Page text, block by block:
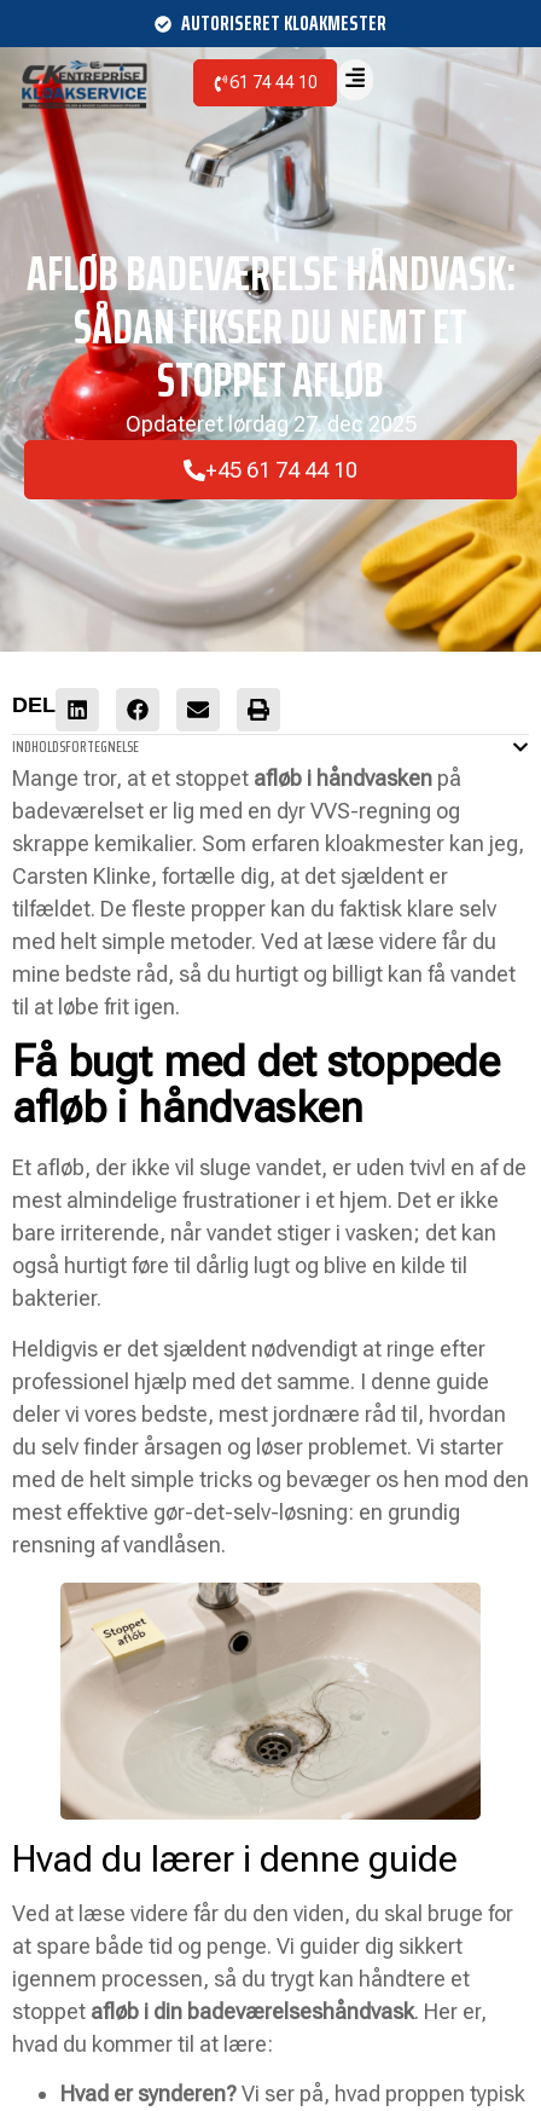
AUTORISERET KLOAKMESTER
61 74 44 10
AFLØB BADEVÆRELSE HÅNDVASK:
SÅDAN FIKSER DU NEMT ET
STOPPET AFLØB
Opdateret lørdag 27. dec 2025
+45 61 74 44 10
DEL
INDHOLDSFORTEGNELSE
Mange tror, at et stoppet afløb i håndvasken på
badeværelset er lig med en dyr VVS-regning og
skrappe kemikalier. Som erfaren kloakmester kan jeg,
Carsten Klinke, fortælle dig, at det sjældent er
tilfældet. De fleste propper kan du faktisk klare selv
med helt simple metoder. Ved at læse videre får du
mine bedste råd, så du hurtigt og billigt kan få vandet
til at løbe frit igen.
Få bugt med det stoppede
afløb i håndvasken
Et afløb, der ikke vil sluge vandet, er uden tvivl en af de
mest almindelige frustrationer i et hjem. Det er ikke
bare irriterende, når vandet stiger i vasken; det kan
også hurtigt føre til dårlig lugt og blive en kilde til
bakterier.
Heldigvis er det sjældent nødvendigt at ringe efter
professionel hjælp med det samme. I denne guide
deler vi vores bedste, mest jordnære råd til, hvordan
du selv finder årsagen og løser problemet. Vi starter
med de helt simple tricks og bevæger os hen mod den
mest effektive gør-det-selv-løsning: en grundig
rensning af vandlåsen.
Hvad du lærer i denne guide
Ved at læse videre får du den viden, du skal bruge for
at spare både tid og penge. Vi guider dig sikkert
igennem processen, så du trygt kan håndtere et
stoppet afløb i din badeværelseshåndvask. Her er,
hvad du kommer til at lære:
Hvad er synderen?Vi ser på, hvad proppen typisk